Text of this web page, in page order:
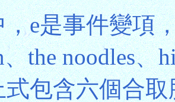
e是事件變項
the noodles、
包含六個合